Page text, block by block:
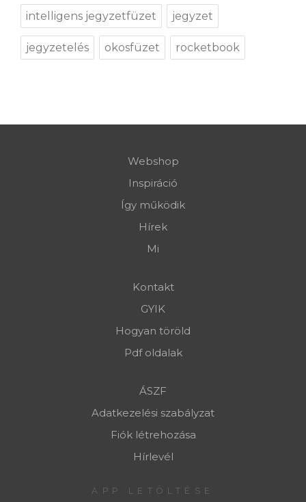
intelligens jegyzetfüzet jegyzet
jegyzetelés okosfüzet rocketbook
Webshop
Inspiráció
Így működik
Hírek
Mi
Kontakt
GYIK
Hogyan töröld
Pdf oldalak
ÁSZF
Adatkezelési szabályzat
Fiók létrehozása
Hírlevél
APP LETÖLTÉSE